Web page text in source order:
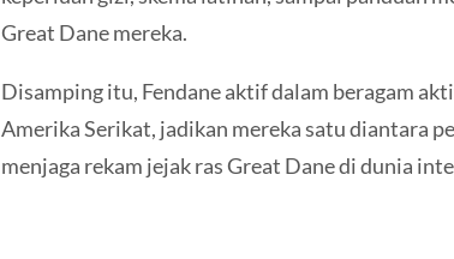
Great Dane mereka.
Disamping itu, Fendane aktif dalam beragam
Amerika Serikat, jadikan mereka satu diantara
menjaga rekam jejak ras Great Dane di dunia